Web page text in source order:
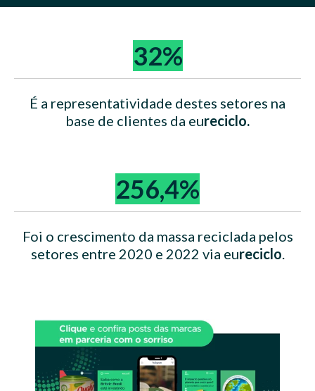
32%
É a representatividade destes setores na
base de clientes da eureciclo.
256,4%
Foi o crescimento da massa reciclada pelos
setores entre 2020 e 2022 via eureciclo.